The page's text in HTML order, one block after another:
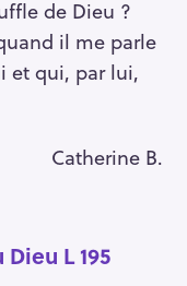
de Dieu ?
il me parle
et qui, par lui,
Catherine B.
L 195